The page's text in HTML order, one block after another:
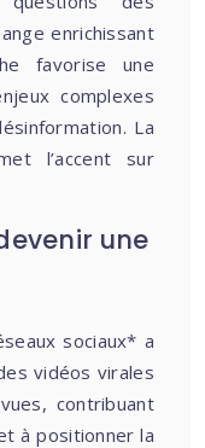
enrichissant
favorise une
complexes
La
l’accent sur
une
sociaux* a
vidéos virales
contribuant
à positionner la